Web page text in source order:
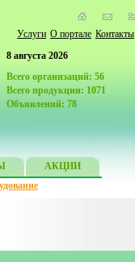
8 августа 2026
Всего организаций: 56
Всего продукции: 1071
Объявлений: 78
АКЦИИ
Услуги О портале Контакты